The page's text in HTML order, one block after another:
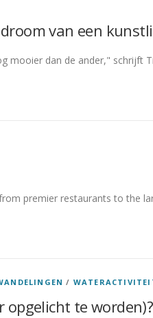
van een
mooier dan de ander," schrijft
premier restaurants to the
/
opgelicht te worden)?